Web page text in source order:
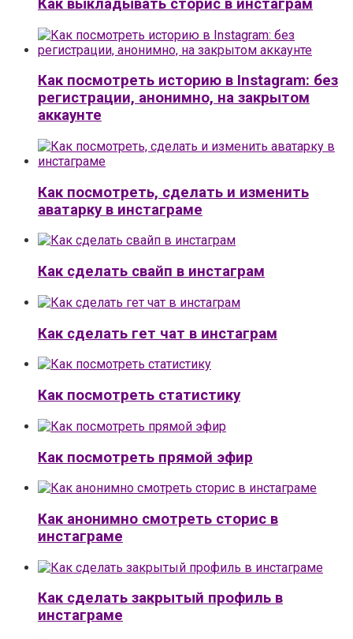
Как выкладывать сторис в инстаграм
Как посмотреть историю в Instagram: без
регистрации, анонимно, на закрытом
аккаунте
Как посмотреть, сделать и изменить
аватарку в инстаграме
Как сделать свайп в инстаграм
Как сделать гет чат в инстаграм
Как посмотреть статистику
Как посмотреть прямой эфир
Как анонимно смотреть сторис в
инстаграме
Как сделать закрытый профиль в
инстаграме